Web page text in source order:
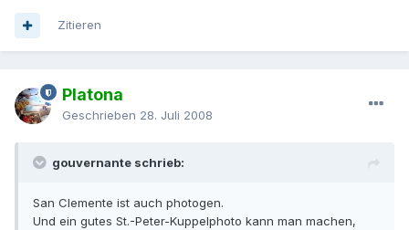
Zitieren
Platona
Geschrieben 28. Juli 2008
gouvernante schrieb:
San Clemente ist auch photogen.
Und ein gutes St.-Peter-Kuppelphoto kann man machen,